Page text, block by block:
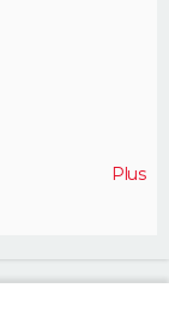
Plus